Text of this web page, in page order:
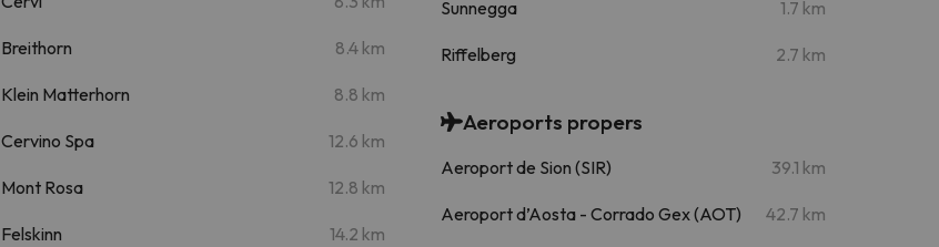
Breithorn 8.4 km
Klein Matterhorn 8.8 km
Cervino Spa 12.6 km
Mont Rosa 12.8 km
Felskinn 14.2 km
Sunnegga 1.7 km
Riffelberg 2.7 km
Aeroports propers
Aeroport de Sion (SIR) 39.1 km
Aeroport d’Aosta - Corrado Gex (AOT) 42.7 km